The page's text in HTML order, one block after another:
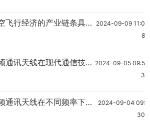
飞行经济的产业链条具体
2024-09-09 11:0
8
通讯天线在现代通信技术 2024-09-05 09:5
3
通讯天线在不同频率下的
2024-09-04 09:
30